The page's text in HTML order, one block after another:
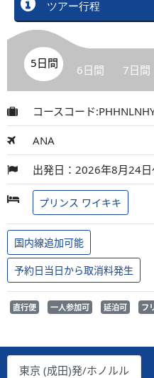
ツアー行程
5日間 6日間 7日間
コースコード
ANA
出発日：2026年8月24
プリンス ワイキキ
国内線追加可能
予約日当日から取消料発生
直行便 一人参加可 延泊可 フ
東京 (成田)発/ホノルル